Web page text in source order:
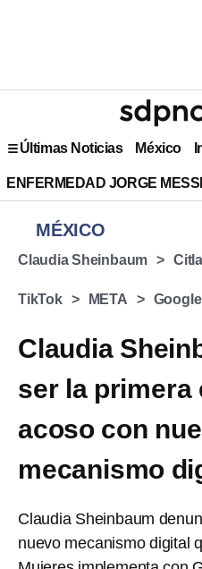
Últimas Noticias México
ENFERMEDAD JORGE MESSI
MÉXICO
Claudia Sheinbaum
TikTok META Google
Claudia
ser la primera
acoso con
mecanismo
Claudia Sheinbaum
nuevo mecanismo digital